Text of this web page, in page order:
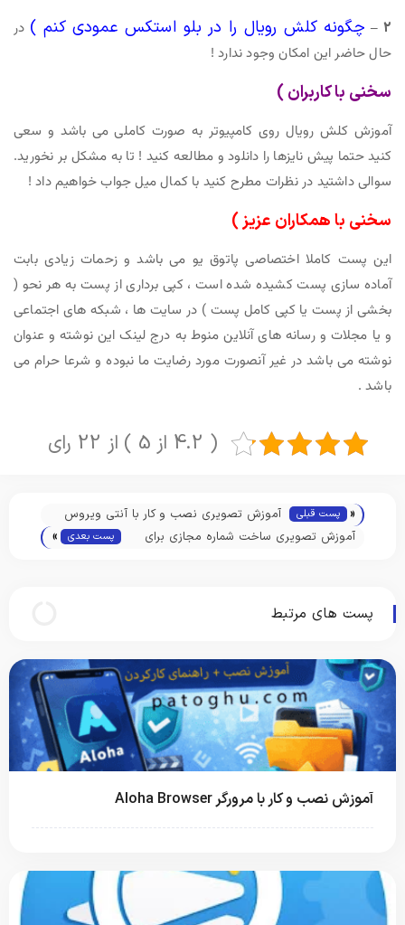
2 –
چگونه کلش رویال را در بلو استکس عمودی کنم ) در
حال حاضر این امکان وجود ندارد !
سخنی با کاربران )
آموزش کلش رویال روی کامپیوتر به صورت کاملی می باشد و سعی
کنید حتما پیش نایزها را دانلود و مطالعه کنید ! تا به مشکل بر نخورید.
سوالی داشتید در نظرات مطرح کنید با کمال میل جواب خواهیم داد !
سخنی با همکاران عزیز )
این پست کاملا اختصاصی پاتوق یو می باشد و زحمات زیادی بابت
آماده سازی پست کشیده شده است ، کپی برداری از پست به هر نحو (
بخشی از پست یا کپی کامل پست ) در سایت ها ، شبکه های اجتماعی
و یا مجلات و رسانه های آنلاین منوط به درج لینک این نوشته و عنوان
نوشته می باشد در غیر آنصورت مورد رضایت ما نبوده و شرعا حرام می
باشد .
( 4.2 از 5 ) از 22 رای
« پست قبلی
آموزش تصویری نصب و کار با آنتی ویروس
آویرا How to Install Avira Antivirus
آموزش تصویری ساخت شماره مجازی برای
پست بعدی »
پست های مرتبط
آموزش نصب و کار با مرورگر Aloha Browser